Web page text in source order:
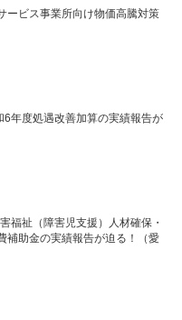
ービス事業所向け物価高騰対策
6年度処遇改善加算の実績報告が
福祉（障害児支援）人材確保・
補助金の実績報告が迫る！（愛